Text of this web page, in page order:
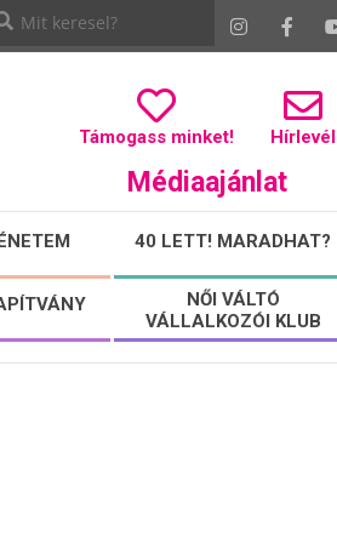
Támogass minket! Hírlevél
Médiaajánlat
40 LETT! MARADHAT?
NŐI VÁLTÓ
VÁLLALKOZÓI KLUB